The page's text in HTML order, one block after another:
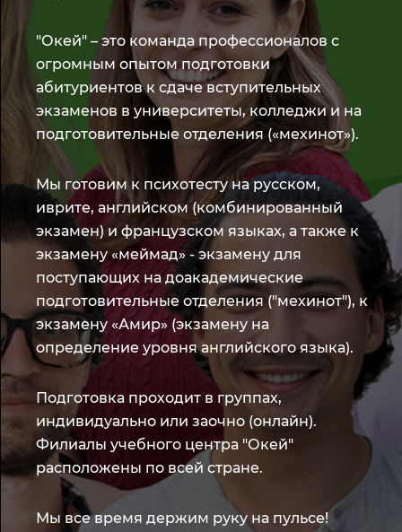
"Окей" – это команда профессионалов с
огромным опытом подготовки
абитуриентов к сдаче вступительных
экзаменов в университеты, колледжи и на
подготовительные отделения («мехинот»).
Мы готовим к психотесту на русском,
иврите, английском (комбинированный
экзамен) и французском языках, а также к
экзамену «меймад» - экзамену для
поступающих на доакадемические
подготовительные отделения ("мехинот"), к
экзамену «Амир» (экзамену на
определение уровня английского языка).
Подготовка проходит в группах,
индивидуально или заочно (онлайн).
Филиалы учебного центра "Окей"
расположены по всей стране.
Мы все время держим руку на пульсе!